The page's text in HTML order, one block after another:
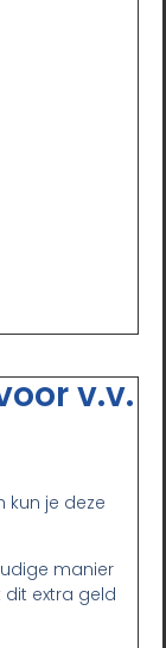
v.v.
kun je deze
manier
extra geld